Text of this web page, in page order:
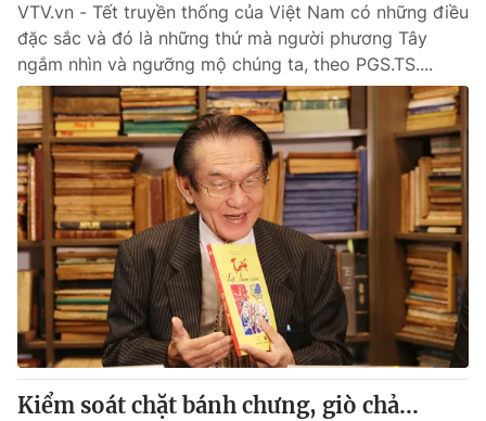
VTV.vn - Tết truyền thống của Việt Nam có những điều
đặc sắc và đó là những thứ mà người phương Tây
ngắm nhìn và ngưỡng mộ chúng ta, theo PGS.TS....
Kiểm soát chặt bánh chưng, giò chả...